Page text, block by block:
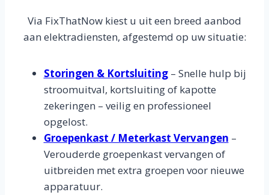
Via FixThatNow kiest u uit een breed aanbod
aan elektradiensten, afgestemd op uw situatie:
Storingen & Kortsluiting– Snelle hulp bij
stroomuitval, kortsluiting of kapotte
zekeringen – veilig en professioneel
opgelost.
Groepenkast / Meterkast Vervangen –
Verouderde groepenkast vervangen of
uitbreiden met extra groepen voor nieuwe
apparatuur.